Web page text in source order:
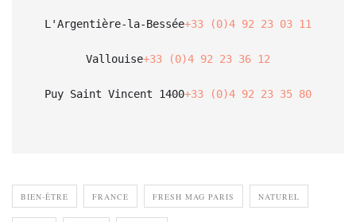
L'Argentière-la-Bessée+33 (0)4 92 23 03 11
Vallouise+33 (0)4 92 23 36 12
Puy Saint Vincent 1400+33 (0)4 92 23 35 80
BIEN-ÊTRE FRANCE FRESH MAG PARIS NATUREL